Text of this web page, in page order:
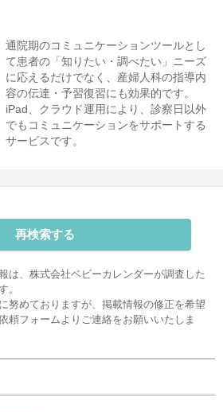
通院期のコミュニケーションツールとし
て患者の「知りたい・調べたい」ニーズ
に応えるだけでなく、産婦人科の指導内
容の伝達・予習復習にも効果的です。
iPad、クラウド運用により、診察日以外
でもコミュニケーションをサポートする
サービスです。
再検索する
は、株式会社ベビーカレンダーが調査した
。
努めておりますが、掲載情報の修正を希望
頼フォームよりご連絡をお願いいたしま